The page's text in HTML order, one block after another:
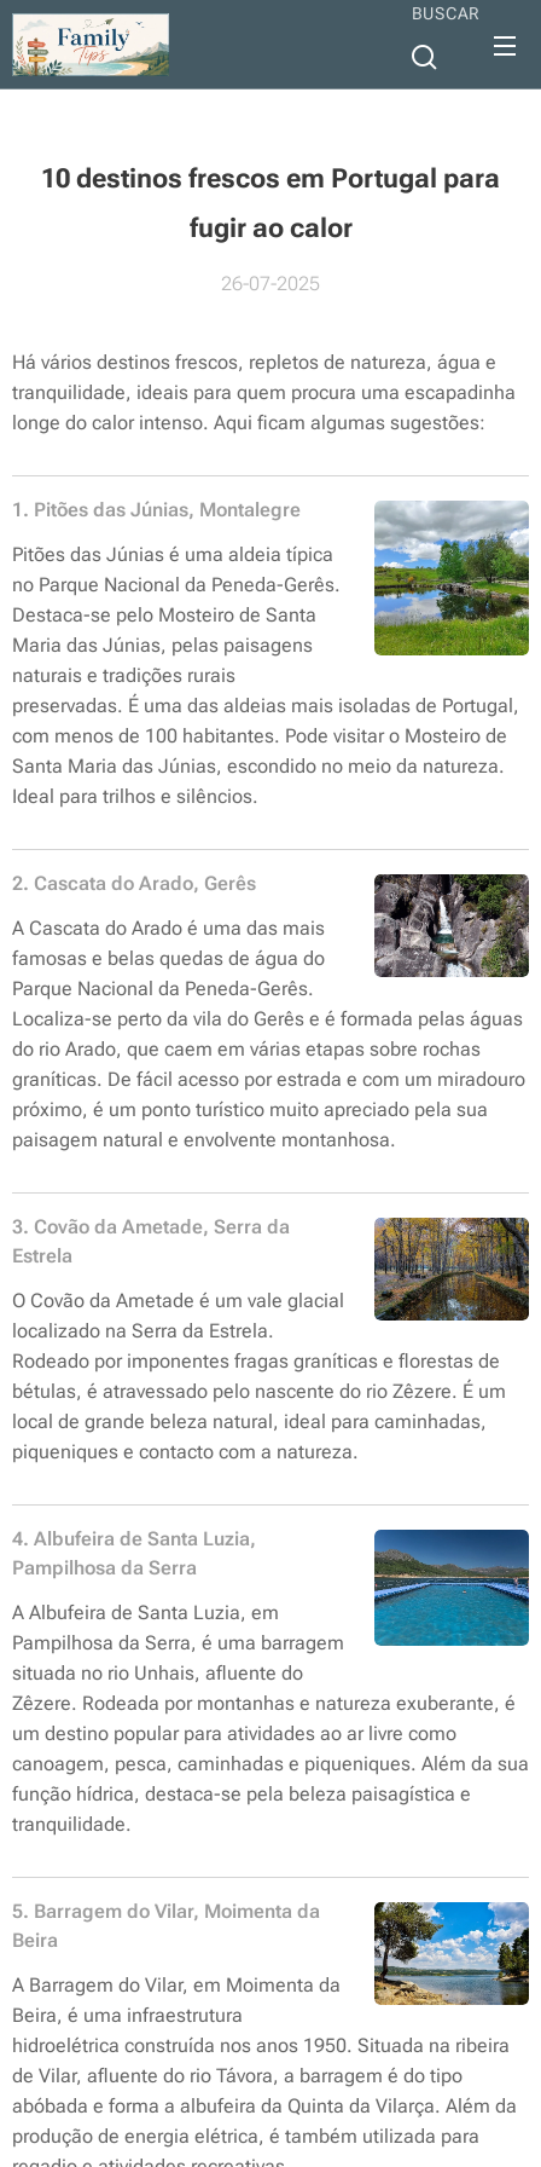
BUSCAR
10 destinos frescos em Portugal para
fugir ao calor
26-07-2025
Há vários destinos frescos, repletos de natureza, água e
tranquilidade, ideais para quem procura uma escapadinha
longe do calor intenso. Aqui ficam algumas sugestões:
1. Pitões das Júnias, Montalegre
Pitões das Júnias é uma aldeia típica
no Parque Nacional da Peneda-Gerês.
Destaca-se pelo Mosteiro de Santa
Maria das Júnias, pelas paisagens
naturais e tradições rurais
preservadas. É uma das aldeias mais isoladas de Portugal,
com menos de 100 habitantes. Pode visitar o Mosteiro de
Santa Maria das Júnias, escondido no meio da natureza.
Ideal para trilhos e silêncios.
2. Cascata do Arado, Gerês
A Cascata do Arado é uma das mais
famosas e belas quedas de água do
Parque Nacional da Peneda-Gerês.
Localiza-se perto da vila do Gerês e é formada pelas águas
do rio Arado, que caem em várias etapas sobre rochas
graníticas. De fácil acesso por estrada e com um miradouro
próximo, é um ponto turístico muito apreciado pela sua
paisagem natural e envolvente montanhosa.
3. Covão da Ametade, Serra da
Estrela
O Covão da Ametade é um vale glacial
localizado na Serra da Estrela.
Rodeado por imponentes fragas graníticas e florestas de
bétulas, é atravessado pelo nascente do rio Zêzere. É um
local de grande beleza natural, ideal para caminhadas,
piqueniques e contacto com a natureza.
4. Albufeira de Santa Luzia,
Pampilhosa da Serra
A Albufeira de Santa Luzia, em
Pampilhosa da Serra, é uma barragem
situada no rio Unhais, afluente do
Zêzere. Rodeada por montanhas e natureza exuberante, é
um destino popular para atividades ao ar livre como
canoagem, pesca, caminhadas e piqueniques. Além da sua
função hídrica, destaca-se pela beleza paisagística e
tranquilidade.
5. Barragem do Vilar, Moimenta da
Beira
A Barragem do Vilar, em Moimenta da
Beira, é uma infraestrutura
hidroelétrica construída nos anos 1950. Situada na ribeira
de Vilar, afluente do rio Távora, a barragem é do tipo
abóbada e forma a albufeira da Quinta da Vilarça. Além da
produção de energia elétrica, é também utilizada para